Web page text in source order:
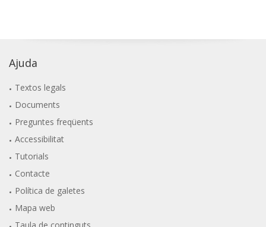
Ajuda
Textos legals
Documents
Preguntes freqüents
Accessibilitat
Tutorials
Contacte
Política de galetes
Mapa web